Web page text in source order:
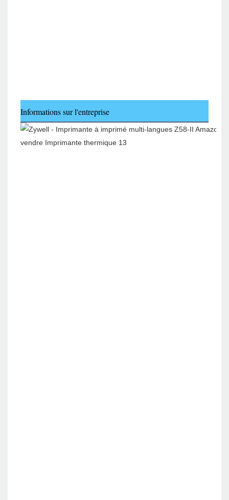
Informations sur l'entreprise